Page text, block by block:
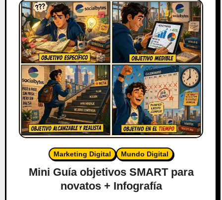
Marketing Digital Mundo Digital
Mini Guía objetivos SMART para
novatos + Infografía